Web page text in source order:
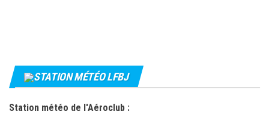
STATION MÉTÉO LFBJ
Station météo de l'Aéroclub :